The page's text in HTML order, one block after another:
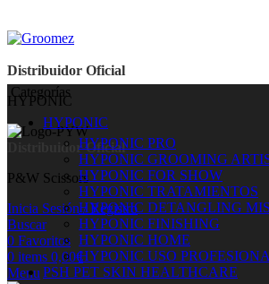
Distribuidor Oficial
HYPONIC
Distribuidor Oficial
P&W Scissors
Inicia Sesión / Registro
Buscar
0 Favoritos
0 items 0,00€
Menu
Categorías
HYPONIC
HYPONIC PRO
HYPONIC GROOMING
HYPONIC FOR SHOW
HYPONIC TRATAMIENTOS
HYPONIC DETANGLING
HYPONIC FINISHING
HYPONIC HOME
HYPONIC USO
PSH PET SKIN HEALTHCARE